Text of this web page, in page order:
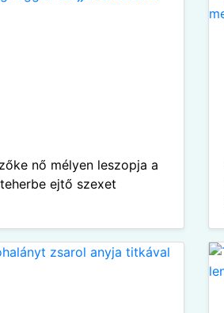
nő mélyen leszopja a
ejtő szexet